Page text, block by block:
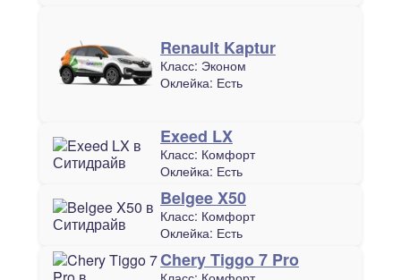
Renault Kaptur
Класс: Эконом
Оклейка: Есть
Exeed LX
Класс: Комфорт
Оклейка: Есть
Belgee X50
Класс: Комфорт
Оклейка: Есть
Chery Tiggo 7 Pro